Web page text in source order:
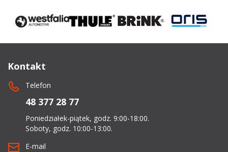
Kontakt
Telefon
48 377 28 77
Poniedziałek-piątek, godz. 9:00-18:00.
Soboty, godz. 10:00-13:00.
E-mail